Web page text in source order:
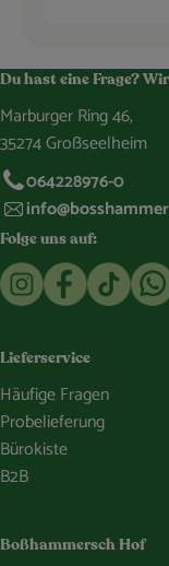
Du hast eine Frage?
Marburger Ring 46,
35274 Großseelheim
064228976-0
Folge uns auf:
Externer Link
Externer
Lieferservice
Häufige Fragen
Probelieferung
Bürokiste
B2B
Boßhammersch Hof